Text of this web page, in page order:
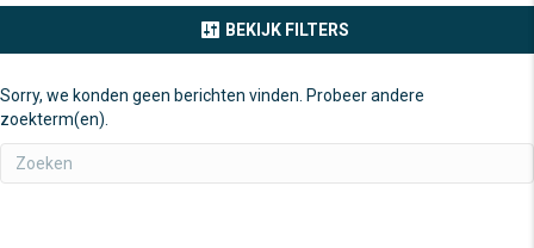
BEKIJK FILTERS
Sorry, we konden geen berichten vinden. Probeer andere
zoekterm(en).